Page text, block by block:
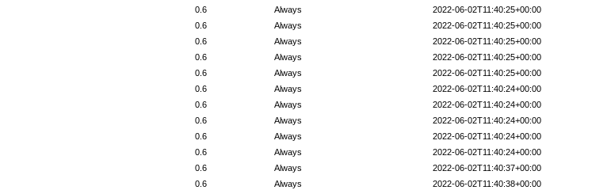
2022-06-02T11:40:25+00:00
Always
0.6
2022-06-02T11:40:25+00:00
Always
0.6
2022-06-02T11:40:25+00:00
Always
0.6
2022-06-02T11:40:25+00:00
Always
0.6
2022-06-02T11:40:25+00:00
Always
0.6
2022-06-02T11:40:24+00:00
Always
0.6
2022-06-02T11:40:24+00:00
Always
0.6
2022-06-02T11:40:24+00:00
Always
0.6
2022-06-02T11:40:24+00:00
Always
0.6
2022-06-02T11:40:24+00:00
Always
0.6
2022-06-02T11:40:37+00:00
Always
0.6
2022-06-02T11:40:38+00:00
Always
0.6